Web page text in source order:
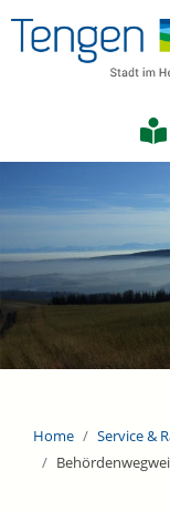
Home Service &